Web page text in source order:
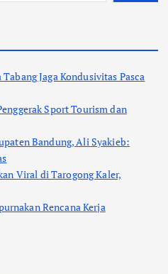
Jaga Kondusivitas Pasca
Sport Tourism dan
Bandung, Ali Syakieb:
Viral di Tarogong Kaler,
Rencana Kerja